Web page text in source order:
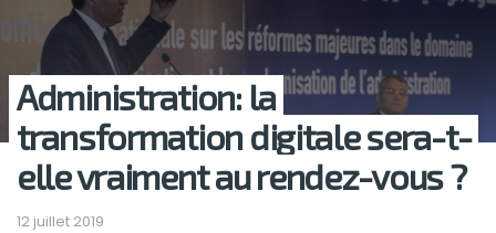
Administration: la
transformation digitale sera-t-
elle vraiment au rendez-vous ?
12 juillet 2019